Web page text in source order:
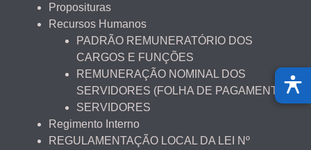
Proposituras
Recursos Humanos
PADRÃO REMUNERATÓRIO DOS
CARGOS E FUNÇÕES
REMUNERAÇÃO NOMINAL DOS
SERVIDORES (FOLHA DE PAGAMENTO)
SERVIDORES
Regimento Interno
REGULAMENTAÇÃO LOCAL DA LEI Nº